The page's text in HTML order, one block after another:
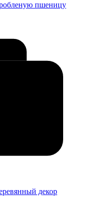
пшеницу
декор